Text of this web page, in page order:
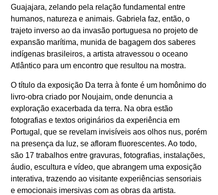
Guajajara, zelando pela relação fundamental entre
humanos, natureza e animais. Gabriela faz, então, o
trajeto inverso ao da invasão portuguesa no projeto de
expansão marítima, munida de bagagem dos saberes
indígenas brasileiros, a artista atravessou o oceano
Atlântico para um encontro que resultou na mostra.
O título da exposição Da terra à fonte é um homônimo do
livro-obra criado por Noujaim, onde denuncia a
exploração exacerbada da terra. Na obra estão
fotografias e textos originários da experiência em
Portugal, que se revelam invisíveis aos olhos nus, porém
na presença da luz, se afloram fluorescentes. Ao todo,
são 17 trabalhos entre gravuras, fotografias, instalações,
áudio, escultura e vídeo, que abrangem uma exposição
interativa, trazendo ao visitante experiências sensoriais
e emocionais imersivas com as obras da artista.